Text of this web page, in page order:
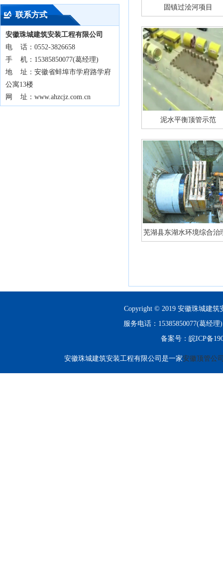
联系方式
安徽珠城建筑安装工程有限公司
电 话：0552-3826658
手 机：15385850077(葛经理)
地 址：安徽省蚌埠市学府路学府
公寓13楼
网 址：www.ahzcjz.com.cn
固镇过浍河项目
泥水平衡顶管示范
芜湖县东湖水环境综合治
Copyright © 2019 安徽珠城建筑
服务电话：15385850077(葛经
备案号： 皖ICP备
安徽珠城建筑安装工程有限公司是一家安徽顶管公